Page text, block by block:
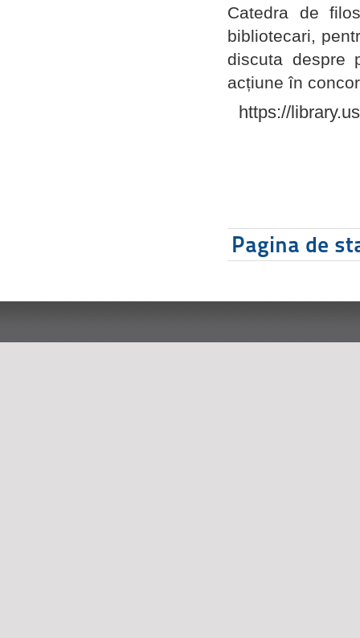
Catedra de
bibliotecari,
discuta despre
acțiune în
https://
Pagina de